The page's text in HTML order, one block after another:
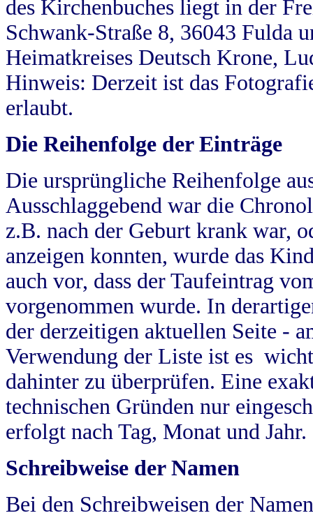
des Kirchenbuches liegt in der
Schwank-Straße 8, 36043 Fulda
Heimatkreises Deutsch Krone,
Hinweis: Derzeit ist das
erlaubt.
Die Reihenfolge der Einträge
Die ursprüngliche Reihenfolge
Ausschlaggebend war die
z.B. nach der Geburt krank war,
anzeigen konnten, wurde das
auch vor, dass der Taufeintrag
vorgenommen wurde. In
der derzeitigen aktuellen Seite -
Verwendung der Liste ist es
dahinter zu überprüfen. Eine
technischen Gründen nur
erfolgt nach Tag, Monat und Jahr.
Schreibweise der Namen
Bei den Schreibweisen der